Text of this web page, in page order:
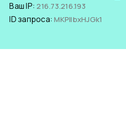
Ваш IP:216.73.216.193
ID запроса:MKPllbxHJGk1